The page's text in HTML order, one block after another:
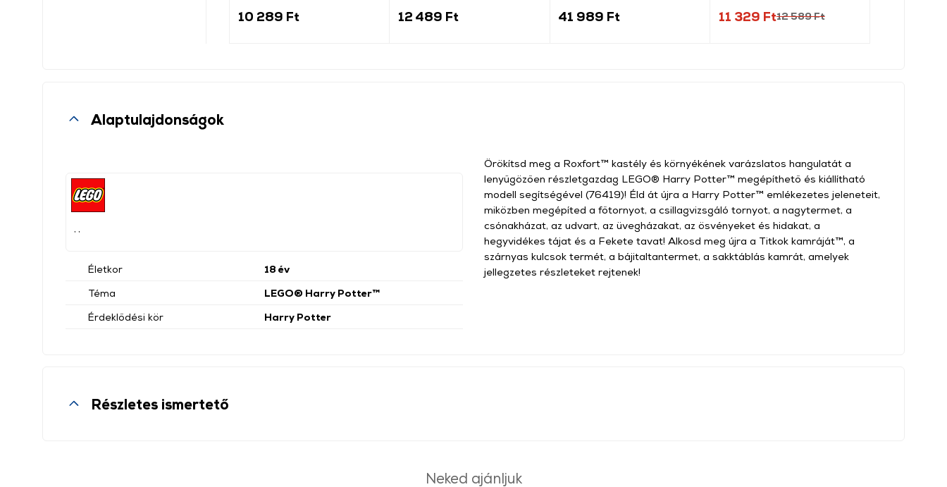
10 289 Ft 12 489 Ft 41 989 Ft 11 329 Ft12 589 Ft
Alaptulajdonságok
Életkor
18 év
Téma
LEGO® Harry Potter™
Érdeklődési kör
Harry Potter
Örökítsd meg a Roxfort™ kastély és környékének varázslatos hangulatát a
lenyűgözően részletgazdag LEGO® Harry Potter™ megépíthető és kiállítható
modell segítségével (76419)! Éld át újra a Harry Potter™ emlékezetes jeleneteit,
miközben megépíted a főtornyot, a csillagvizsgáló tornyot, a nagytermet, a
csónakházat, az udvart, az üvegházakat, az ösvényeket és hidakat, a
hegyvidékes tájat és a Fekete tavat! Alkosd meg újra a Titkok kamráját™, a
szárnyas kulcsok termét, a bájitaltantermet, a sakktáblás kamrát, amelyek
jellegzetes részleteket rejtenek!
Részletes ismertető
Neked ajánljuk